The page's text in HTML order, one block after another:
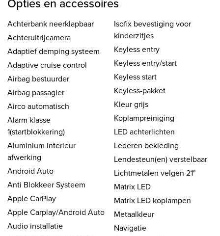
Opties en accessoires
Achterbank neerklapbaar
Achteruitrijcamera
Adaptief demping systeem
Adaptive cruise control
Airbag bestuurder
Airbag passagier
Airco automatisch
Alarm klasse
1(startblokkering)
Aluminium interieur
afwerking
Android Auto
Anti Blokkeer Systeem
Apple CarPlay
Apple Carplay/Android Auto
Audio installatie
Isofix bevestiging voor
kinderzitjes
Keyless entry
Keyless entry/start
Keyless start
Keyless-pakket
Kleur grijs
Koplampreiniging
LED achterlichten
Lederen bekleding
Lendesteun(en) verstelbaar
Lichtmetalen velgen 21"
Matrix LED
Matrix LED koplampen
Metaalkleur
Navigatie